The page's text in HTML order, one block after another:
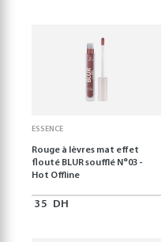
ESSENCE
Rouge à lèvres mat effet
flouté BLUR soufflé N°03 -
Hot Offline
35 DH